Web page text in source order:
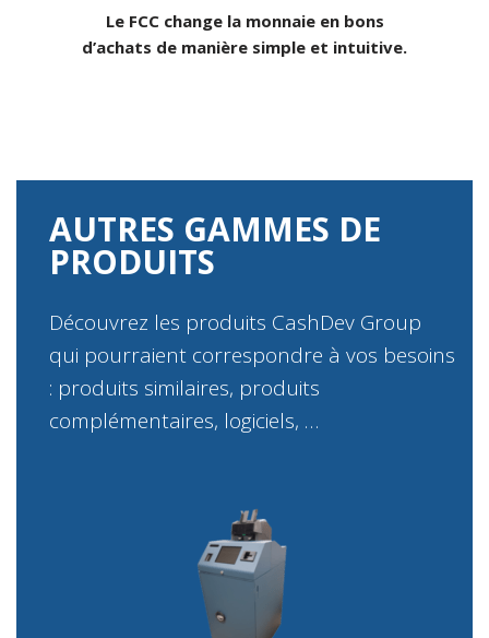
Le FCC change la monnaie en bons
d’achats de manière simple et intuitive.
AUTRES GAMMES DE
PRODUITS
Découvrez les produits CashDev Group
qui pourraient correspondre à vos besoins
: produits similaires, produits
complémentaires, logiciels, …